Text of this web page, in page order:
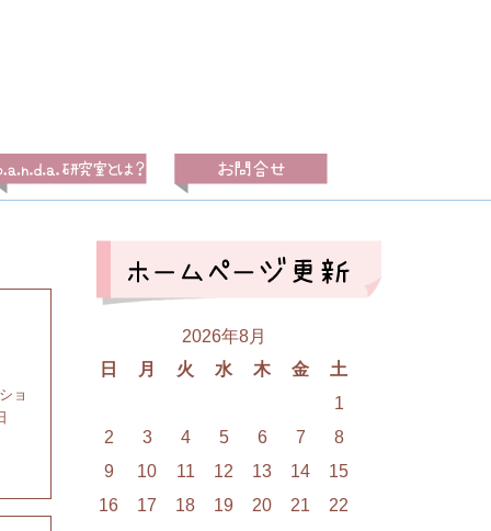
ョ
2026年8月
日
月 火 水 木 金
土
1
2
3 4 5 6 7
8
9
10 11 12 13 14
15
16
17 18 19 20 21
22